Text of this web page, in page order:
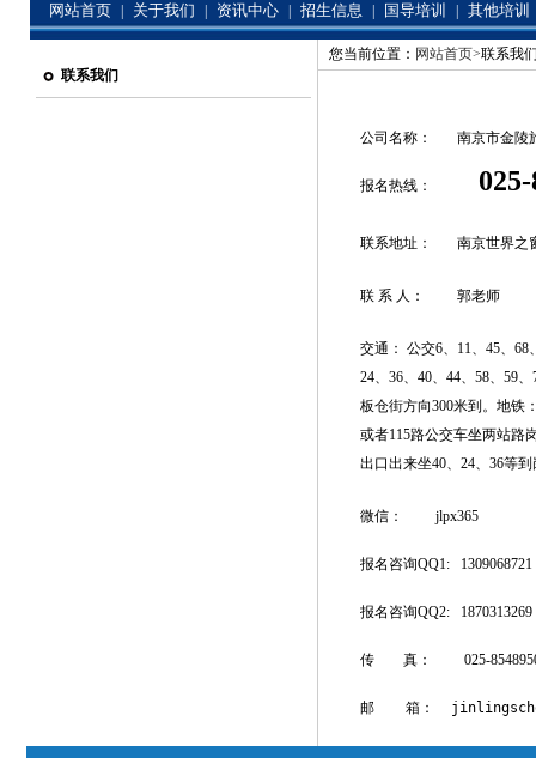
网站首页 关于我们 资讯中心 招生信息 国导培训 其他培训
联系我们
您当前位置： 网站首页>联系我
公司名称： 南京市金陵
报名热线： 025-
联系地址： 南京世界之
联 系 人： 郭老师
交通： 公交6、11、45、68
24、36、40、44、58、59
板仓街方向300米到。地铁
或者115路公交车坐两站路
出口出来坐40、24、36等
微信： jlpx365
报名咨询QQ1: 1309068721
报名咨询QQ2: 1870313269
传 真： 025-
邮 箱：